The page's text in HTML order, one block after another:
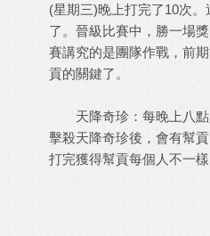
(星期三)晚上打完了10次
了。晉級比賽中，勝一場
賽講究的是團隊作戰，前
貢的關鍵了。
天降奇珍：每晚上八點
擊殺天降奇珍後，會有幫
打完獲得幫貢每個人不一